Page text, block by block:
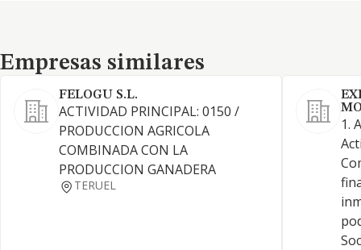
Empresas similares
Empresas similares
FELOGU S.L.
ACTIVIDAD PRINCIPAL: 0150 /
PRODUCCION AGRICOLA
COMBINADA CON LA
PRODUCCION GANADERA
TERUEL
1.